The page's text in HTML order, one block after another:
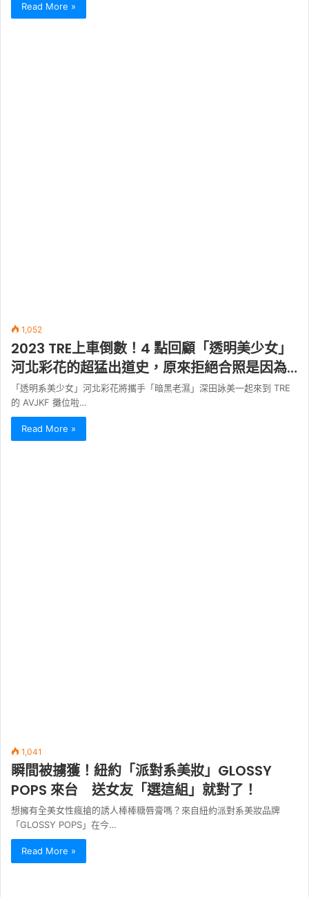
Read More »
1,052
2023 TRE上車倒數！4 點回顧「透明美少女」
河北彩花的超猛出道史，原來拒絕合照是因為…
「透明系美少女」河北彩花將攜手「暗黑老濕」深田詠美一起來到 TRE
的 AVJKF 攤位啦…
Read More »
1,041
瞬間被擄獲！紐約「派對系美妝」GLOSSY
POPS 來台 送女友「選這組」就對了！
想擁有全美女性瘋搶的誘人棒棒糖唇膏嗎？來自紐約派對系美妝品牌
「GLOSSY POPS」在今…
Read More »